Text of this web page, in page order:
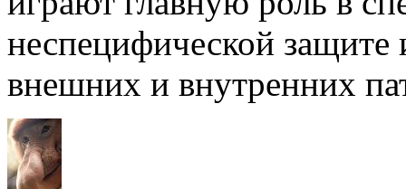
неспецифической
внешних и внутренних